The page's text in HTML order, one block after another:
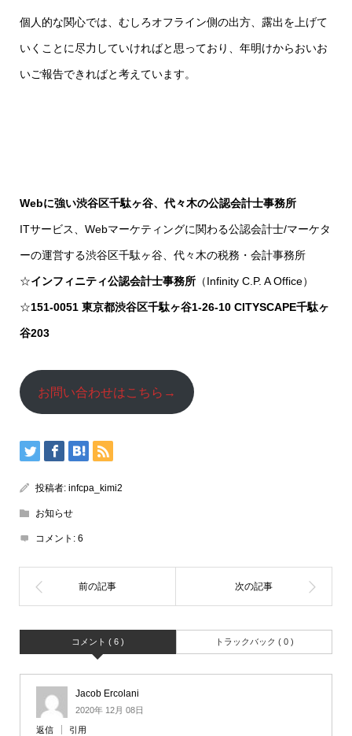
個人的な関心では、むしろオフライン側の出方、露出を上げて
いくことに尽力していければと思っており、年明けからおいお
いご報告できればと考えています。
Webに強い渋谷区千駄ヶ谷、代々木の公認会計士事務所
ITサービス、Webマーケティングに関わる公認会計士/マーケタ
ーの運営する渋谷区千駄ヶ谷、代々木の税務・会計事務所
☆インフィニティ公認会計士事務所（Infinity C.P. A Office）
☆151-0051 東京都渋谷区千駄ヶ谷1-26-10 CITYSCAPE千駄ヶ
谷203
お問い合わせはこちら→
投稿者: infcpa_kimi2
お知らせ
コメント: 6
コメント ( 6 ) トラックバック ( 0 )
Jacob Ercolani
2020年 12月 08日
返信 引用